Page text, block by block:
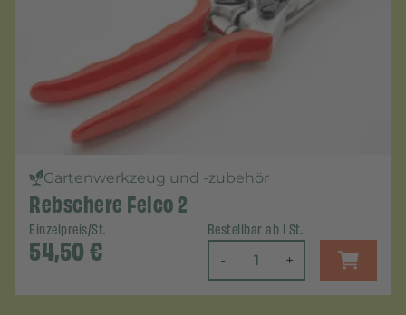
Gartenwerkzeug und -zubehör
Rebschere Felco 2
Einzelpreis/St.
54,50€
Bestellbar ab 1 St.
- +